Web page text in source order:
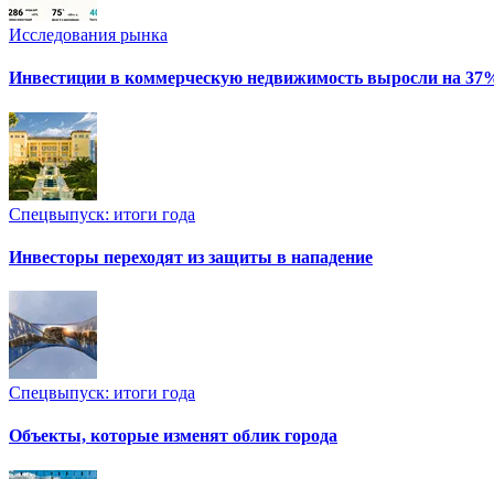
Исследования рынка
Инвестиции в коммерческую недвижимость выросли на
Спецвыпуск: итоги года
Инвесторы переходят из защиты в нападение
Спецвыпуск: итоги года
Объекты, которые изменят облик города